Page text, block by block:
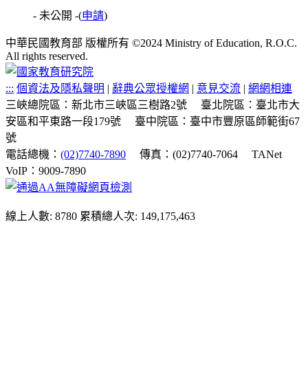
- 未公開 -(申請)
中華民國教育部 版權所有 ©2024 Ministry of Education, R.O.C.
All rights reserved.
::: 個資法及隱私聲明 | 辭典公眾授權網 | 意見交流 | 網網相連
三峽總院區：新北市三峽區三樹路2號
臺北院區：臺北市大
安區和平東路一段179號
臺中院區：臺中市豐原區師範街67
號
電話總機： (02)7740-7890 傳真：(02)7740-7064
TANet
VoIP：9009-7890
線上人數: 8780 累積總人次: 149,175,463